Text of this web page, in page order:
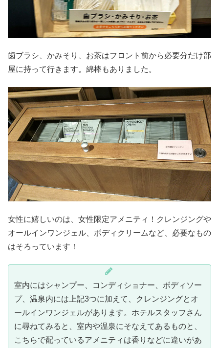
歯ブラシ、かみそり、お茶はフロント前から必要分だけ部
屋に持って行きます。綿棒もありました。
女性に嬉しいのは、女性限定アメニティ！クレンジングや
オールインワンジェル、ボディクリームなど、必要なもの
はそろっています！
室内にはシャンプー、コンディショナー、ボディソー
プ、温泉内には上記3つに加えて、クレンジングとオ
ールインワンジェルがあります。ホテルスタッフさん
に尋ねてみると、室内や温泉にそなえてあるものと、
こちらで配っているアメニティは香りなどに違いがあ